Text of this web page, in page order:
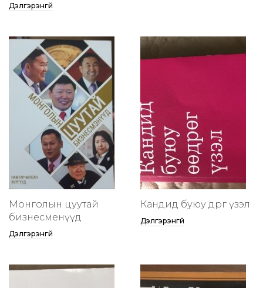
Дэлгэрэнгүй
Монголын цуутай
бизнесменүүд
Дэлгэрэнгүй
Кандид буюу өөдрөг үзэл
Дэлгэрэнгүй